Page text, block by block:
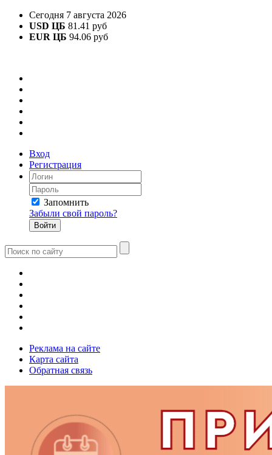
Сегодня 7 августа 2026
USD ЦБ 81.41 руб
EUR ЦБ 94.06 руб
Вход
Регистрация
Запомнить
Забыли свой пароль?
Реклама на сайте
Карта сайта
Обратная связь